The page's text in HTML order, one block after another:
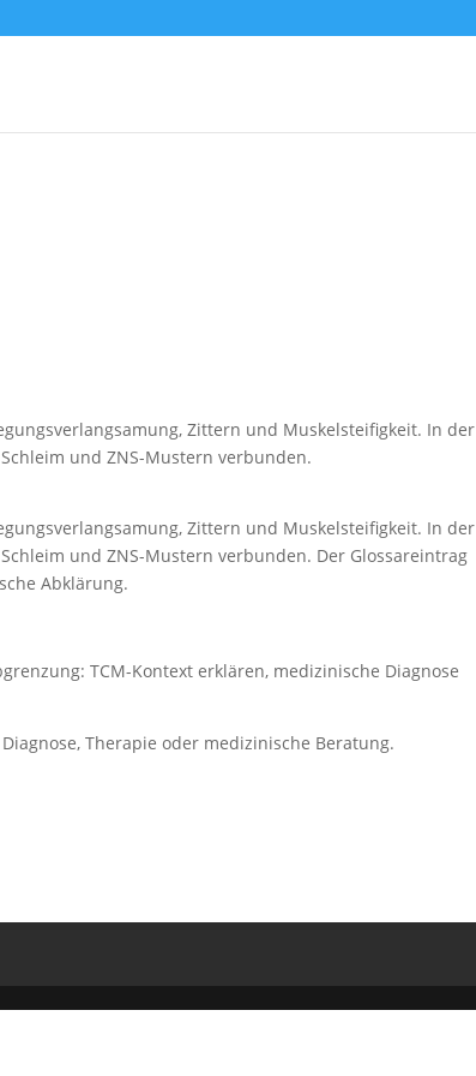
Zittern und Muskelsteifigkeit. In der
und ZNS-Mustern verbunden.
Zittern und Muskelsteifigkeit. In der
und ZNS-Mustern verbunden. Der Glossareintrag
Abklärung.
TCM-Kontext erklären, medizinische Diagnose
Therapie oder medizinische Beratung.